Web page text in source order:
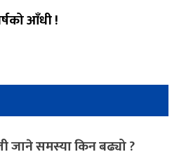
आँधी !
जाने समस्या किन बढ्यो ?